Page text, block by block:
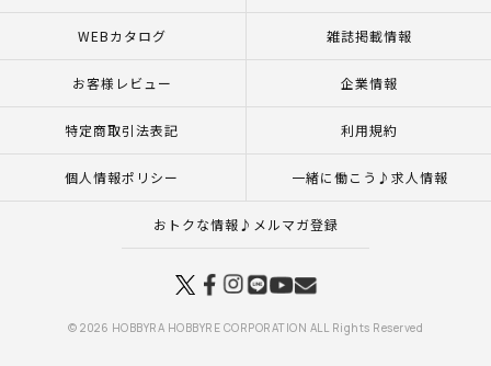
WEBカタログ 雑誌掲載情報
お客様レビュー 企業情報
特定商取引法表記 利用規約
個人情報ポリシー 一緒に働こう♪求人情報
おトクな情報♪メルマガ登録
© 2026 HOBBYRA HOBBYRE CORPORATION ALL Rights Reserved